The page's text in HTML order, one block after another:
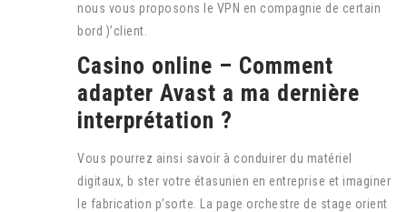
nous vous proposons le VPN en compagnie de certain
bord )’client.
Casino online – Comment
adapter Avast a ma dernière
interprétation ?
Vous pourrez ainsi savoir à conduirer du matériel
digitaux, b ster votre étasunien en entreprise et imaginer
le fabrication p’sorte. La page orchestre de stage orient